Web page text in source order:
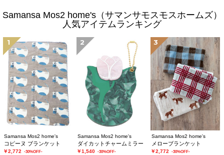
Samansa Mos2 home's（サマンサモスモスホームズ）
人気アイテムランキング
1
Samansa Mos2 home's
コピーヌ ブランケット
￥2,772 -30%OFF-
2
Samansa Mos2 home's
ダイカットチャームミラー
￥1,540 -30%OFF-
3
Samansa Mos2 home's
メローブランケット
￥2,772 -30%OFF-